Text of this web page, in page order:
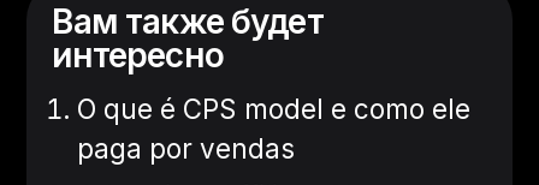
Вам также будет
интересно
O que é CPS model e como ele
paga por vendas